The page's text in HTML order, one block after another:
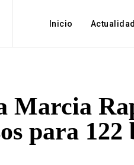
Inicio Actualidad
Marcia
para 122